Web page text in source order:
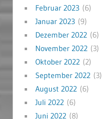
Februar 2023(6)
Januar 2023(9)
Dezember 2022(6)
November 2022(3)
Oktober 2022(2)
September 2022(3)
August 2022(6)
Juli 2022(6)
Juni 2022(8)